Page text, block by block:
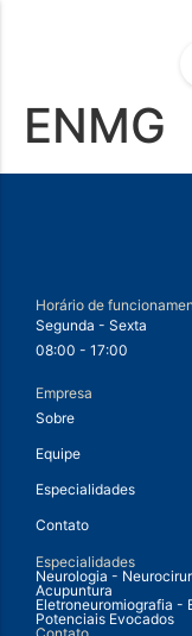
ENMG
Horário de
Segunda - Sexta
08:00 - 17:00
Empresa
Sobre
Equipe
Especialidades
Contato
Especialidades
Neurologia -
Acupuntura
Eletroneuromiografia -
Potenciais Evocados